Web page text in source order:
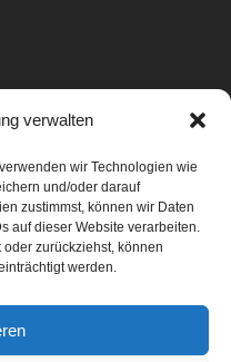
verwalten
wir Technologien wie
und/oder darauf
zustimmst, können wir Daten
auf dieser Website verarbeiten.
zurückziehst, können
werden.